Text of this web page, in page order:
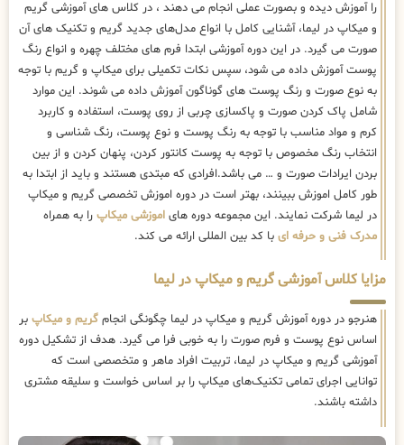
را آموزش دیده و بصورت عملی انجام می دهند ، در کلاس های آموزشی گریم
و میکاپ در لیما، آشنایی کامل با انواع مدل‌های جدید گریم و تکنیک های آن
صورت می گیرد. در این دوره آموزشی ابتدا فرم های مختلف چهره و انواع رنگ
پوست آموزش داده می شود، سپس نکات تکمیلی برای میکاپ و گریم با توجه
به نوع صورت و رنگ پوست های گوناگون آموزش داده می شوند. این موارد
شامل پاک کردن صورت و پاکسازی چربی از روی پوست، استفاده و کاربرد
کرم و مواد مناسب با توجه به رنگ پوست و نوع پوست، رنگ شناسی و
انتخاب رنگ مخصوص با توجه به پوست کانتور کردن، پنهان کردن و از بین
بردن ایرادات صورت و … می باشد.افرادی که مبتدی هستند و باید از ابتدا به
طور کامل اموزش ببینند، بهتر است در دوره اموزش تخصصی گریم و میکاپ
در لیما شرکت نمایند. این مجموعه دوره های اموزشی میکاپ را به همراه
مدرک فنی و حرفه ای با کد بین المللی ارائه می کند.
مزایا کلاس آموزشی گریم و میکاپ در لیما
هنرجو در دوره آموزش گریم و میکاپ در لیما چگونگی انجام گریم و میکاپ بر
اساس نوع پوست و فرم صورت را به خوبی فرا می گیرد. هدف از تشکیل دوره
آموزشی گریم و میکاپ در لیما، تربیت افراد ماهر و متخصصی است که
توانایی اجرای تمامی تکنیک‌های میکاپ را بر اساس خواست و سلیقه مشتری
داشته باشند.